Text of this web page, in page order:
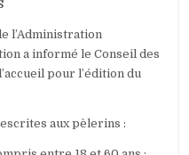
l’Administration
a informé le Conseil des
pour l’édition du
aux pèlerins :